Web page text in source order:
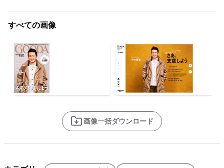
すべての画像
画像一括ダウンロード